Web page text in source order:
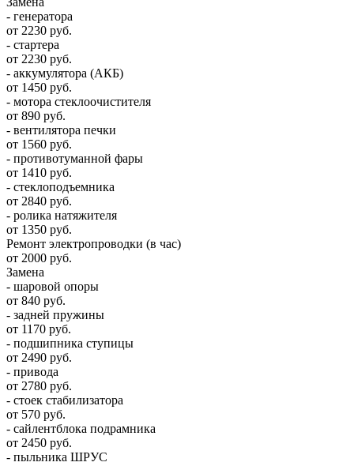
- генератора
от 2230 руб.
- стартера
от 2230 руб.
- аккумулятора (АКБ)
от 1450 руб.
- мотора стеклоочистителя
от 890 руб.
- вентилятора печки
от 1560 руб.
- противотуманной фары
от 1410 руб.
- стеклоподъемника
от 2840 руб.
- ролика натяжителя
от 1350 руб.
Ремонт электропроводки (в час)
от 2000 руб.
Замена
- шаровой опоры
от 840 руб.
- задней пружины
от 1170 руб.
- подшипника ступицы
от 2490 руб.
- привода
от 2780 руб.
- стоек стабилизатора
от 570 руб.
- сайлентблока подрамника
от 2450 руб.
- пыльника ШРУС